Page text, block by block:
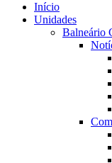
Início
Unidades
Balneário